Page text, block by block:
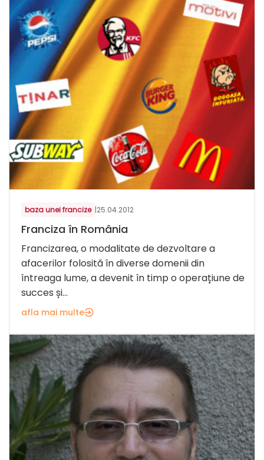
baza unei francize 25.04.2012
Franciza în România
Francizarea, o modalitate de dezvoltare a
afacerilor folosită în diverse domenii din
întreaga lume, a devenit în timp o operațiune de
succes și...
afla mai multe